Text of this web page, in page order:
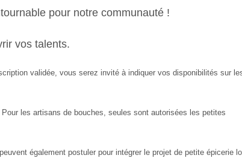
pour notre communauté !
vos talents.
validée, vous serez invité à indiquer vos disponibilités sur
les artisans de bouches, seules sont autorisées les petites
également postuler pour intégrer le projet de petite épicerie